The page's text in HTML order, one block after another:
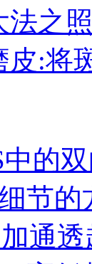
法之
皮:将
的
节的
通透